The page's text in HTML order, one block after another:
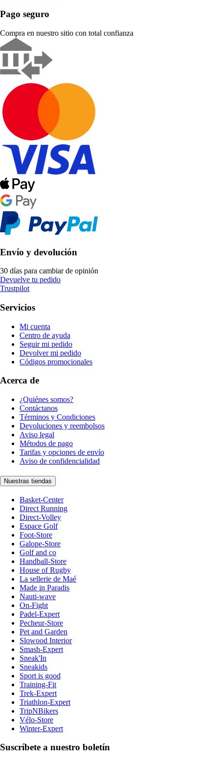
Pago seguro
Compra en nuestro sitio con total confianza
Envío y devolución
30 días para cambiar de opinión
Devuelve tu pedido
Trustpilot
Servicios
Mi cuenta
Centro de ayuda
Seguir mi pedido
Devolver mi pedido
Códigos promocionales
Acerca de
¿Quiénes somos?
Contáctanos
Términos y Condiciones
Devoluciones y reembolsos
Aviso legal
Métodos de pago
Tarifas y opciones de envío
Aviso de confidencialidad
Nuestras tiendas
Basket-Center
Direct Running
Direct-Volley
Espace Golf
Foot-Store
Galope-Store
Golf and co
Handball-Store
House of Rugby
La sellerie de Maé
Made in Paradis
Nauti-wave
On-Fight
Padel-Expert
Pecheur-Store
Pet and Garden
Slowood Interior
Smash-Expert
Sneak'In
Sneakids
Sport is good
Training-Fit
Trek-Expert
Triathlon-Expert
TripNBikers
Vélo-Store
Winter-Expert
Suscríbete a nuestro boletín